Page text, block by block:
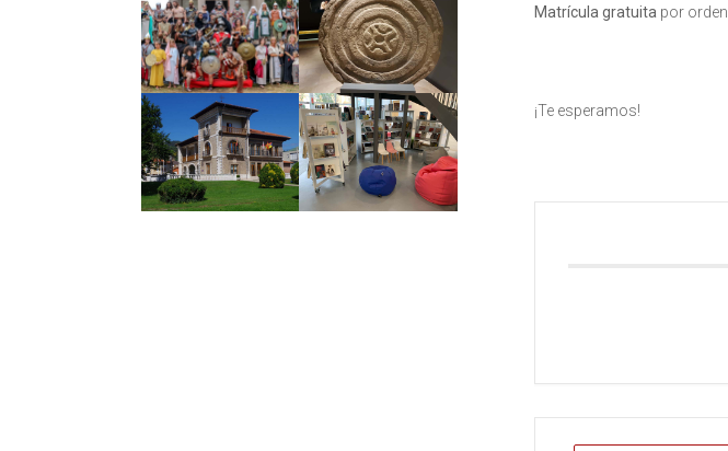
Matrícula gratuita por
¡Te esperamos!